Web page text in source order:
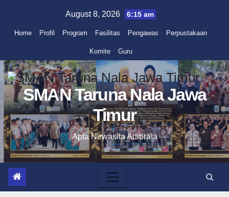
content
August 8, 2026 6:15 am
Home Profil Program Fasilitas Pengawas Perpustakaan
Komite Guru
SMAN Taruna Nala Jawa
Timur
Apta Nirwasita Adibrata